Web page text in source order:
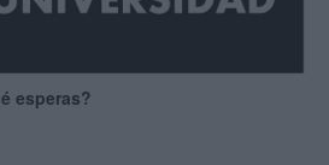
esperas?